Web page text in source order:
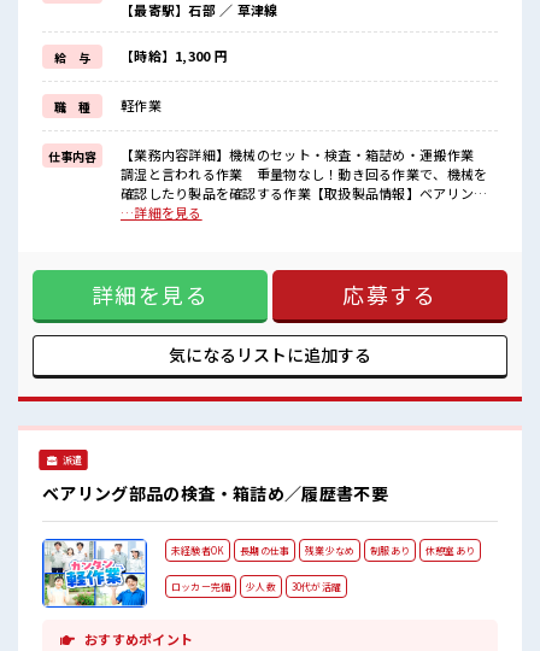
しっかり働く環境が整っています！
イチからスキルUP・ステップUP目指していきましょう！
≪自分に合った期間で働ける≫
福利厚生が整った派遣のお仕事です！
■職場の雰囲気
『少人数』だからコミュニケーションも取りやすい？
しっかり休める休憩室あり！
オンオフの切替もできちゃう！
持ち物が多いあなたにもぴったり☆
ロッカー付き職場♪
【最寄駅】石部 ／ 草津線
給 与 【時給】1,300 円
職 種 軽作業
仕事内容
【業務内容詳細】機械のセット・検査・箱詰め・運搬作業
調湿と言われる作業 重量物なし！動き回る作業で、機械を
確認したり製品を確認する作業【取扱製品情報】ベアリング
製品、プラスチック部品 ■お仕事PR ≪プライベートが充実す
経験OKの仕事≫ 新しいことにチャレンジするのは不安だけ
ど、 しっかり働く環境が整っています！ イチからスキルUP・
ステップUP目指していきましょう！ ≪自分に合った期間で働
ける≫ 福利厚生が整った派遣のお仕事です！ ■職場の雰囲気
『少人数』だからコミュニケーションも取りやすい？ しっか
り休める休憩室あり！ オンオフの切替もできちゃう！ 持ち物
…詳細を見る
詳細を見る 応募する
気になるリストに追加する
派遣
ベアリング部品の検査・箱詰め／履歴書不要
未経験者OK 長期の仕事 残業少なめ 制服あり 休憩室あり
ロッカー完備 少人数 30代が活躍
おすすめポイント